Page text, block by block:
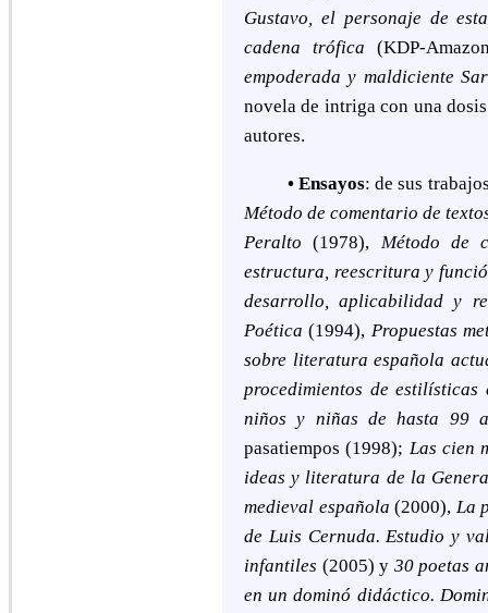
Gustavo, el personaje de
cadena trófica (KDP-
empoderada y maldiciente
novela de intriga con una
autores.
• Ensayos: de sus
Método de comentario de
Peralto (1978), Método de
estructura, reescritura y
desarrollo, aplicabilidad y
Poética(1994), Propuestas
sobre literatura española
procedimientos de estilísticas
niños y niñas de hasta 99
pasatiempos (1998); Las cien
ideas y literatura de la
medieval española(2000), La
de Luis Cernuda. Estudio y
infantiles (2005) y 30 poetas
en un dominó didáctico.